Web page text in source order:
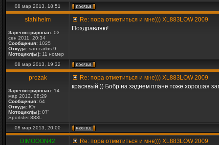
08 мар 2013, 18:51
stahlhelm
Зарегистрирован: 03
сен 2011, 20:34
Сообщения: 1025
Откуда: san carlos 9
Мотоцикл(ы): 11 номер
Re: пора отметиться и мне))) XL883LOW 2009
Поздравляю!
08 мар 2013, 19:32
prozak
Зарегистрирован: 14
мар 2012, 08:29
Сообщения: 64
Откуда: Юг
Мотоцикл(ы): 07'
Sportster 883L
Re: пора отметиться и мне))) XL883LOW 2009
красявый )) Бобр на заднем плане тоже хорошая
08 мар 2013, 20:00
DIMOOON42
Re: пора отметиться и мне))) XL883LOW 2009